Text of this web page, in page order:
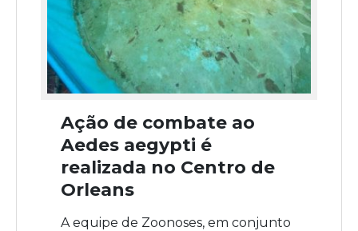
Ação de combate ao
Aedes aegypti é
realizada no Centro de
Orleans
A equipe de Zoonoses, em conjunto